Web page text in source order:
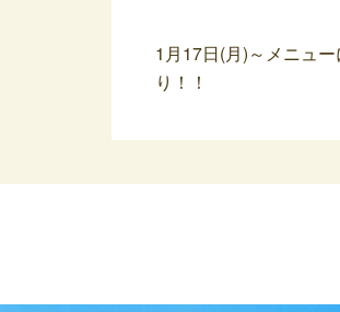
1月17日(月)～メニュ
り！！